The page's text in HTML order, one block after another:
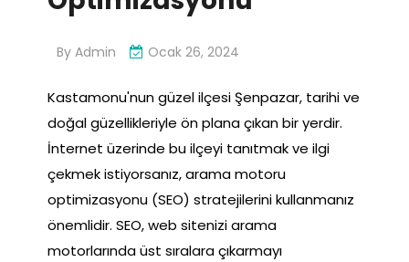
By Admin Ocak 26, 2024
Kastamonu'nun güzel ilçesi Şenpazar, tarihi ve
doğal güzellikleriyle ön plana çıkan bir yerdir.
İnternet üzerinde bu ilçeyi tanıtmak ve ilgi
çekmek istiyorsanız, arama motoru
optimizasyonu (SEO) stratejilerini kullanmanız
önemlidir. SEO, web sitenizi arama
motorlarında üst sıralara çıkarmayı